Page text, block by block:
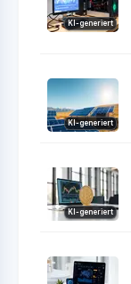
KI-generiert
KI-generiert
KI-generiert